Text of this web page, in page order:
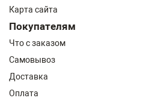
Карта сайта
Покупателям
Что с заказом
Самовывоз
Доставка
Оплата